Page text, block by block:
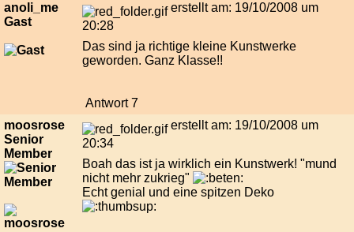
anoli_me
Gast
erstellt am: 19/10/2008 um
20:28
Das sind ja richtige kleine Kunstwerke
geworden. Ganz Klasse!!
Antwort 7
moosrose
Senior
Member
erstellt am: 19/10/2008 um
20:34
Boah das ist ja wirklich ein Kunstwerk! "mund
nicht mehr zukrieg"
Echt genial und eine spitzen Deko